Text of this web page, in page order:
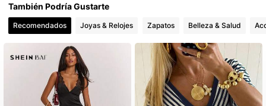
También Podría Gustarte
Recomendados Joyas & Relojes Zapatos Belleza & Salud